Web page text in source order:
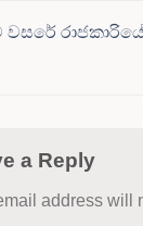
වසරේ
a Reply
address will